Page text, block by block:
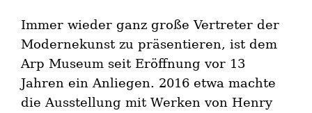
Immer wieder ganz große Vertreter der
Modernekunst zu präsentieren, ist dem
Arp Museum seit Eröffnung vor 13
Jahren ein Anliegen. 2016 etwa machte
die Ausstellung mit Werken von Henry